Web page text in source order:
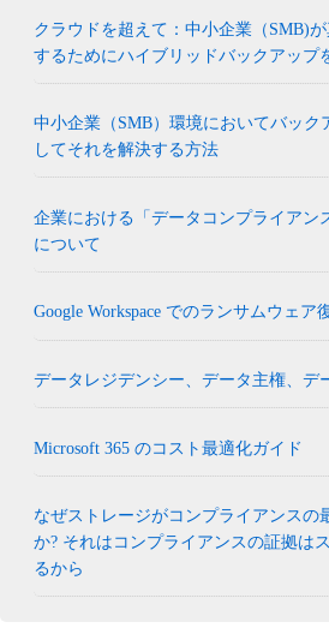
クラウドを超えて：中小企業（SMB)
するためにハイブリッドバックアップ
中小企業（SMB）環境においてバッ
してそれを解決する方法
企業における「データコンプライアン
について
Google Workspace でのランサムウェア
データレジデンシー、データ主権、デ
Microsoft 365 のコスト最適化ガイド
なぜストレージがコンプライアンスの
か? それはコンプライアンスの証拠は
るから